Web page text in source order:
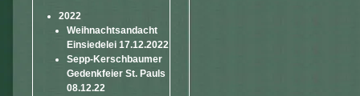
2022
Weihnachtsandacht
Einsiedelei 17.12.2022
Sepp-Kerschbaumer
Gedenkfeier St. Pauls
08.12.22